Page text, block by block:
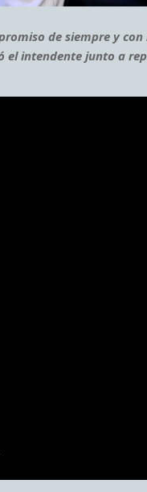
de siempre y
intendente junto a